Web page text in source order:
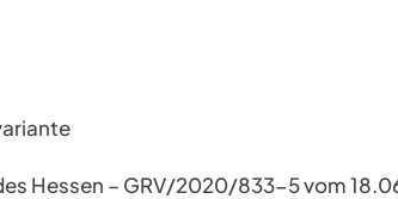
Hessen – GRV/2020/833-5 vom